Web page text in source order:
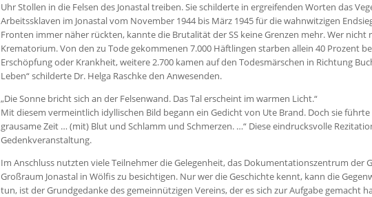
Uhr Stollen in die Felsen des Jonastal treiben. Sie schilderte in ergreifenden Worten das
Arbeitssklaven im Jonastal vom November 1944 bis März 1945 für die wahnwitzigen
Fronten immer näher rückten, kannte die Brutalität der SS keine Grenzen mehr. Wer
Krematorium. Von den zu Tode gekommenen 7.000 Häftlingen starben allein 40 Prozent
Erschöpfung oder Krankheit, weitere 2.700 kamen auf den Todesmärschen in Richtung
Leben“ schilderte Dr. Helga Raschke den Anwesenden.
„Die Sonne bricht sich an der Felsenwand. Das Tal erscheint im warmen Licht.“
Mit diesem vermeintlich idyllischen Bild begann ein Gedicht von Ute Brand. Doch sie
grausame Zeit … (mit) Blut und Schlamm und Schmerzen. …“ Diese eindrucksvolle
Gedenkveranstaltung.
Im Anschluss nutzten viele Teilnehmer die Gelegenheit, das Dokumentationszentrum der
Großraum Jonastal in Wölfis zu besichtigen. Nur wer die Geschichte kennt, kann die
tun, ist der Grundgedanke des gemeinnützigen Vereins, der es sich zur Aufgabe gemacht